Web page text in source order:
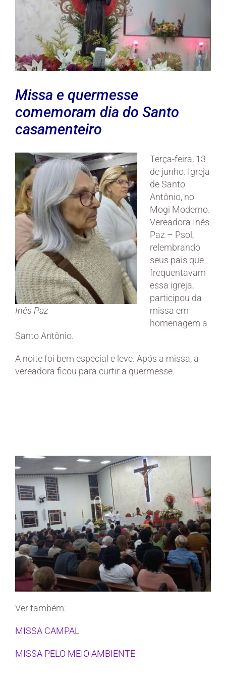
Missa e quermesse
comemoram dia do Santo
casamenteiro
Inês Paz
Terça-feira, 13
de junho. Igreja
de Santo
Antônio, no
Mogi Moderno.
Vereadora Inês
Paz – Psol,
relembrando
seus pais que
frequentavam
essa igreja,
participou da
missa em
homenagem a
Santo Antônio.
A noite foi bem especial e leve. Após a missa, a
vereadora ficou para curtir a quermesse.
Ver também:
MISSA CAMPAL
MISSA PELO MEIO AMBIENTE